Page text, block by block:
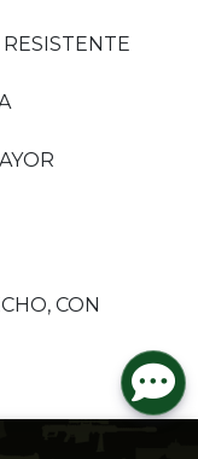
CON